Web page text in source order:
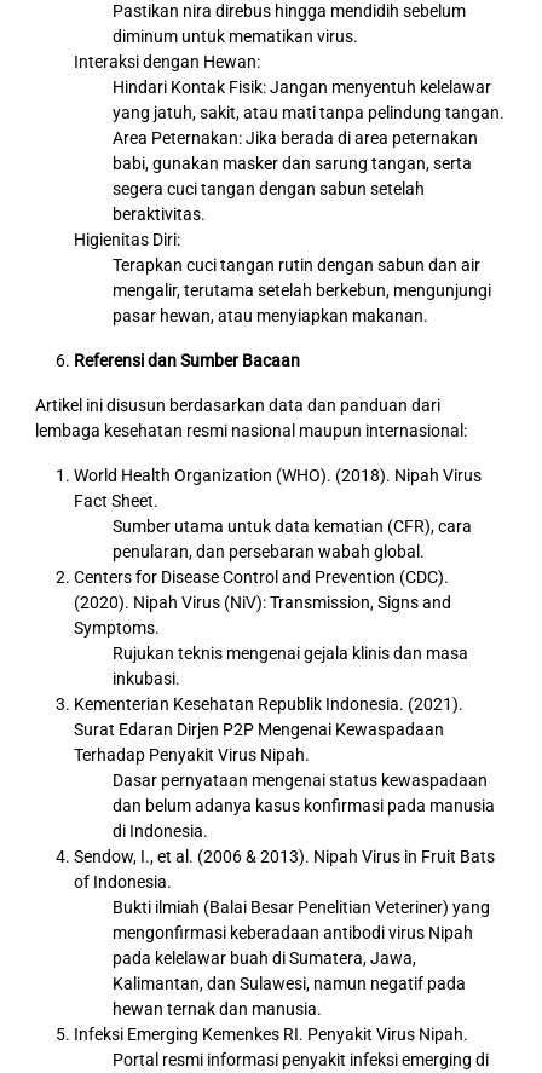
Pastikan nira direbus hingga mendidih sebelum
diminum untuk mematikan virus.
Interaksi dengan Hewan:
Hindari Kontak Fisik: Jangan menyentuh kelelawar
yang jatuh, sakit, atau mati tanpa pelindung tangan.
Area Peternakan: Jika berada di area peternakan
babi, gunakan masker dan sarung tangan, serta
segera cuci tangan dengan sabun setelah
beraktivitas.
Higienitas Diri:
Terapkan cuci tangan rutin dengan sabun dan air
mengalir, terutama setelah berkebun, mengunjungi
pasar hewan, atau menyiapkan makanan.
Referensi dan Sumber Bacaan
Artikel ini disusun berdasarkan data dan panduan dari
lembaga kesehatan resmi nasional maupun internasional:
World Health Organization (WHO). (2018). Nipah Virus
Fact Sheet.
Sumber utama untuk data kematian (CFR), cara
penularan, dan persebaran wabah global.
Centers for Disease Control and Prevention (CDC).
(2020). Nipah Virus (NiV): Transmission, Signs and
Symptoms.
Rujukan teknis mengenai gejala klinis dan masa
inkubasi.
Kementerian Kesehatan Republik Indonesia. (2021).
Surat Edaran Dirjen P2P Mengenai Kewaspadaan
Terhadap Penyakit Virus Nipah.
Dasar pernyataan mengenai status kewaspadaan
dan belum adanya kasus konfirmasi pada manusia
di Indonesia.
Sendow, I., et al. (2006 & 2013). Nipah Virus in Fruit Bats
of Indonesia.
Bukti ilmiah (Balai Besar Penelitian Veteriner) yang
mengonfirmasi keberadaan antibodi virus Nipah
pada kelelawar buah di Sumatera, Jawa,
Kalimantan, dan Sulawesi, namun negatif pada
hewan ternak dan manusia.
Infeksi Emerging Kemenkes RI. Penyakit Virus Nipah.
Portal resmi informasi penyakit infeksi emerging di